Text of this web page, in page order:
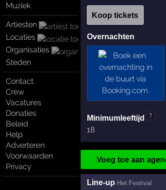
Muziek
Artiesten
Locaties
Organisaties
Steden
Contact
Crew
Vacatures
Donaties
Beleid
Help
Adverteren
Voorwaarden
Privacy
Koop tickets
Overnachten
Minimumleeftijd ?
18
Voeg toe aan
Line-up Het Festival